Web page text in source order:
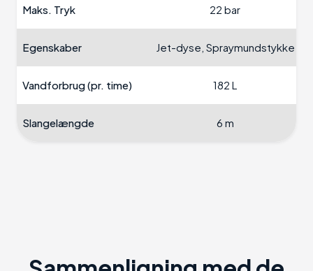
Maks. Tryk 22 bar
Egenskaber Jet-dyse, Spraymundstykke
Vandforbrug (pr. time) 182 L
Slangelængde 6 m